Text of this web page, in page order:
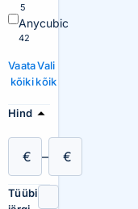
5
Anycubic
42
Vaata
kõiki
Vali
kõik
Hind
€ – €
Tüübi